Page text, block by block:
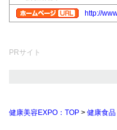
http://
PRサイト
健康美容EXPO：TOP > 健康食品